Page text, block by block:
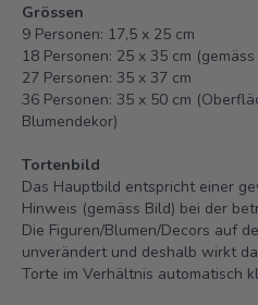
Grössen
9 Personen: 17,5 x 25 cm
18 Personen: 25 x 35 cm (gemäss
27 Personen: 35 x 37 cm
36 Personen: 35 x 50 cm
Blumendekor)
Tortenbild
Das Hauptbild entspricht einer
Hinweis (gemäss Bild) bei der
Die Figuren/Blumen/Decors auf
unverändert und deshalb wirkt
Torte im Verhältnis automatisch